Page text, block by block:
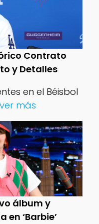
Contrato
y Detalles
en el Béisbol
más
álbum y
‘Barbie’